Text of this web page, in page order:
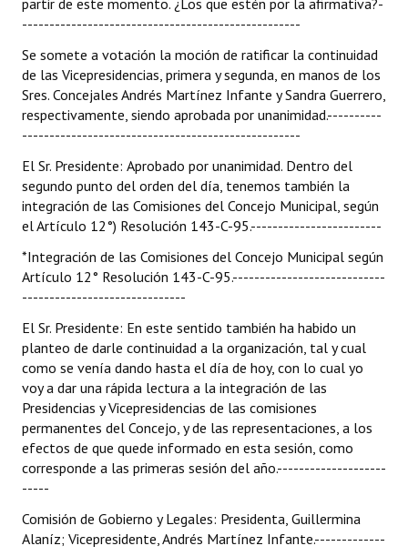
partir de este momento. ¿Los que estén por la afirmativa?-
---------------------------------------------------
Se somete a votación la moción de ratificar la continuidad
de las Vicepresidencias, primera y segunda, en manos de los
Sres. Concejales Andrés Martínez Infante y Sandra Guerrero,
respectivamente, siendo aprobada por unanimidad.----------
---------------------------------------------------
El Sr. Presidente: Aprobado por unanimidad. Dentro del
segundo punto del orden del día, tenemos también la
integración de las Comisiones del Concejo Municipal, según
el Artículo 12°) Resolución 143-C-95.------------------------
*Integración de las Comisiones del Concejo Municipal según
Artículo 12° Resolución 143-C-95.----------------------------
------------------------------
El Sr. Presidente: En este sentido también ha habido un
planteo de darle continuidad a la organización, tal y cual
como se venía dando hasta el día de hoy, con lo cual yo
voy a dar una rápida lectura a la integración de las
Presidencias y Vicepresidencias de las comisiones
permanentes del Concejo, y de las representaciones, a los
efectos de que quede informado en esta sesión, como
corresponde a las primeras sesión del año.--------------------
-----
Comisión de Gobierno y Legales: Presidenta, Guillermina
Alaníz; Vicepresidente, Andrés Martínez Infante.-------------